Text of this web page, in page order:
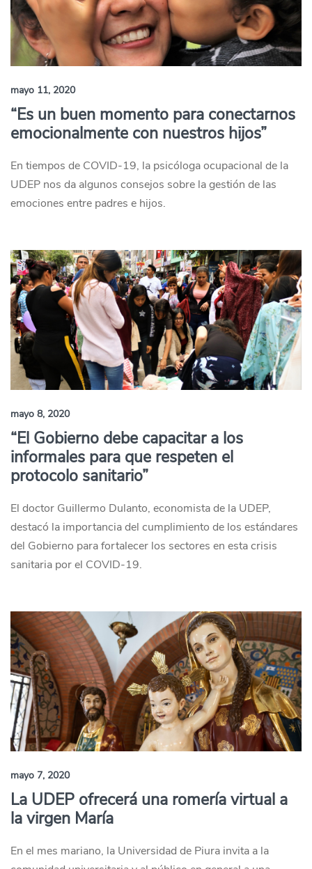
mayo 11, 2020
“Es un buen momento para conectarnos
emocionalmente con nuestros hijos”
En tiempos de COVID-19, la psicóloga ocupacional de la
UDEP nos da algunos consejos sobre la gestión de las
emociones entre padres e hijos.
mayo 8, 2020
“El Gobierno debe capacitar a los
informales para que respeten el
protocolo sanitario”
El doctor Guillermo Dulanto, economista de la UDEP,
destacó la importancia del cumplimiento de los estándares
del Gobierno para fortalecer los sectores en esta crisis
sanitaria por el COVID-19.
mayo 7, 2020
La UDEP ofrecerá una romería virtual a
la virgen María
En el mes mariano, la Universidad de Piura invita a la